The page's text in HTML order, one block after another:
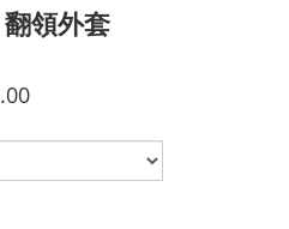
領外套